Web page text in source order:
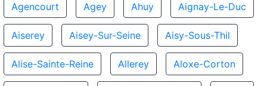
Agencourt Agey Ahuy Aignay-Le-Duc
Aiserey Aisey-Sur-Seine Aisy-Sous-Thil
Alise-Sainte-Reine Allerey Aloxe-Corton